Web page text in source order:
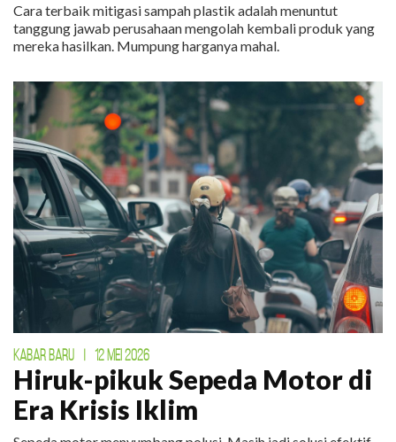
Cara terbaik mitigasi sampah plastik adalah menuntut
tanggung jawab perusahaan mengolah kembali produk yang
mereka hasilkan. Mumpung harganya mahal.
KABAR BARU | 12 MEI 2026
Hiruk-pikuk Sepeda Motor di
Era Krisis Iklim